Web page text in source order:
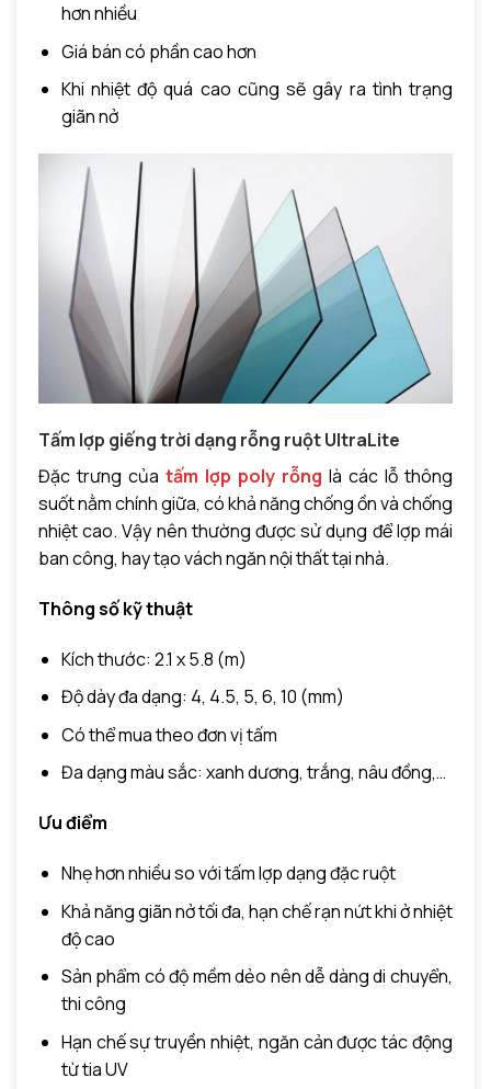
hơn nhiều
Giá bán có phần cao hơn
Khi nhiệt độ quá cao cũng sẽ gây ra tình trạng
giãn nở
Tấm lợp giếng trời dạng rỗng ruộtUltraLite
Đặc trưng của tấm lợp poly rỗng là các lỗ thông
suốt nằm chính giữa, có khả năng chống ồn và chống
nhiệt cao. Vậy nên thường được sử dụng để lợp mái
ban công, hay tạo vách ngăn nội thất tại nhà.
Thông số kỹ thuật
Kích thước: 2.1 x 5.8 (m)
Độ dày đa dạng: 4, 4.5, 5, 6, 10 (mm)
Có thể mua theo đơn vị tấm
Đa dạng màu sắc: xanh dương, trắng, nâu đồng,…
Ưu điểm
Nhẹ hơn nhiều so với tấm lợp dạng đặc ruột
Khả năng giãn nở tối đa, hạn chế rạn nứt khi ở nhiệt
độ cao
Sản phẩm có độ mềm dẻo nên dễ dàng di chuyển,
thi công
Hạn chế sự truyền nhiệt, ngăn cản được tác động
từ tia UV